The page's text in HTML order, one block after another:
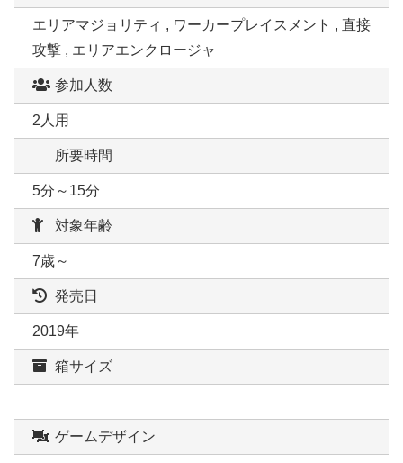
エリアマジョリティ , ワーカープレイスメント , 直接
攻撃 , エリアエンクロージャ
参加人数
2人用
所要時間
5分～15分
対象年齢
7歳～
発売日
2019年
箱サイズ
ゲームデザイン